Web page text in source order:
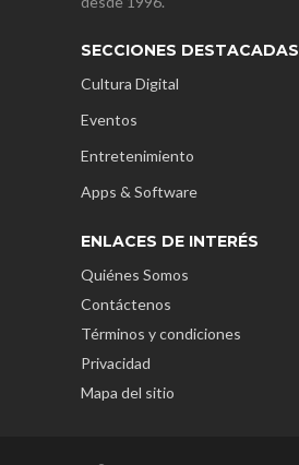
SECCIONES DESTACADAS
Cultura Digital
Eventos
Entretenimiento
Apps & Software
ENLACES DE INTERÉS
Quiénes Somos
Contáctenos
Términos y condiciones
Privacidad
Mapa del sitio